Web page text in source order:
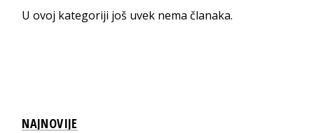
U ovoj kategoriji još uvek nema članaka.
NAJNOVIJE